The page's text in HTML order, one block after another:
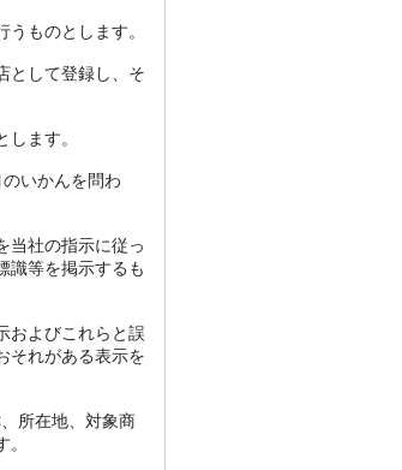
ものとします。
として登録し、そ
ます。
いかんを問わ
当社の指示に従っ
識等を掲示するも
およびこれらと誤
それがある表示を
所在地、対象商